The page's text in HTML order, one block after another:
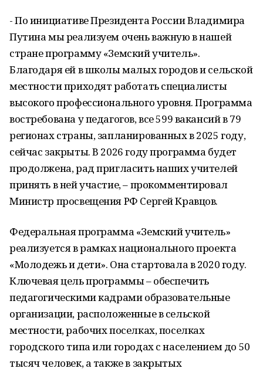
- По инициативе Президента России Владимира
Путина мы реализуем очень важную в нашей
стране программу «Земский учитель».
Благодаря ей в школы малых городов и сельской
местности приходят работать специалисты
высокого профессионального уровня. Программа
востребована у педагогов, все 599 вакансий в 79
регионах страны, запланированных в 2025 году,
сейчас закрыты. В 2026 году программа будет
продолжена, рад пригласить наших учителей
принять в ней участие, – прокомментировал
Министр просвещения РФ Сергей Кравцов.
Федеральная программа «Земский учитель»
реализуется в рамках национального проекта
«Молодежь и дети». Она стартовала в 2020 году.
Ключевая цель программы – обеспечить
педагогическими кадрами образовательные
организации, расположенные в сельской
местности, рабочих поселках, поселках
городского типа или городах с населением до 50
тысяч человек, а также в закрытых